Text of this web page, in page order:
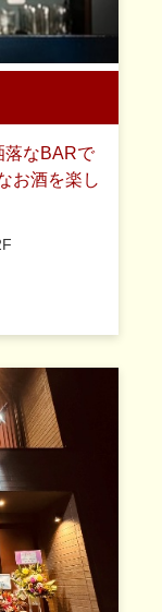
落なBARで
お酒を楽し